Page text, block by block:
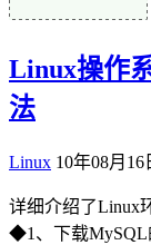
Linux操作
法
Linux 10年08月16
详细介绍了Linux
◆1、下载MySQL